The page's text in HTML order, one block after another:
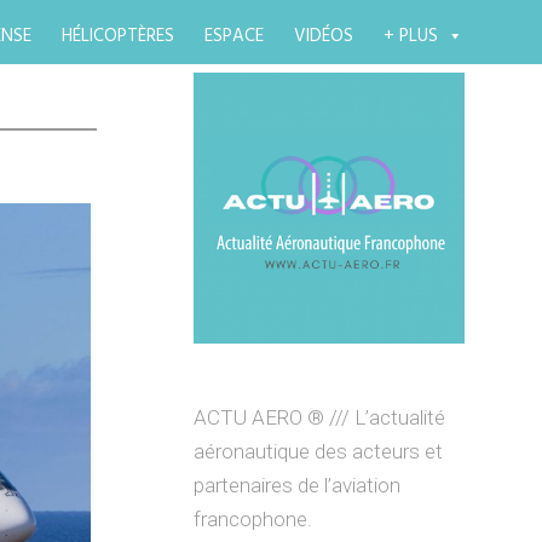
HÉLICOPTÈRES ESPACE VIDÉOS + PLUS
ACTU AERO ® /// L’actualité
aéronautique des acteurs et
partenaires de l’aviation
francophone.